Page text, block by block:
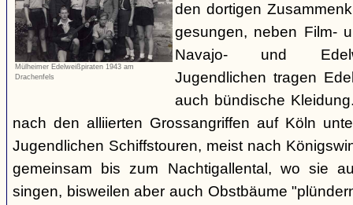
Mülheimer Edelweißpiraten 1943 am
Drachenfels
den dortigen
gesungen, neben Film-
Navajo- und
Jugendlichen tragen
auch bündische
nach den alliierten Grossangriffen auf Köln
Jugendlichen Schiffstouren, meist nach
gemeinsam bis zum Nachtigallental, wo sie
singen, bisweilen aber auch Obstbäume